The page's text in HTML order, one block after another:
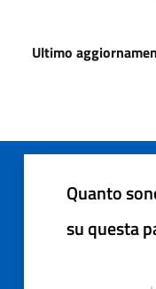
Ultimo
Quanto
su questa